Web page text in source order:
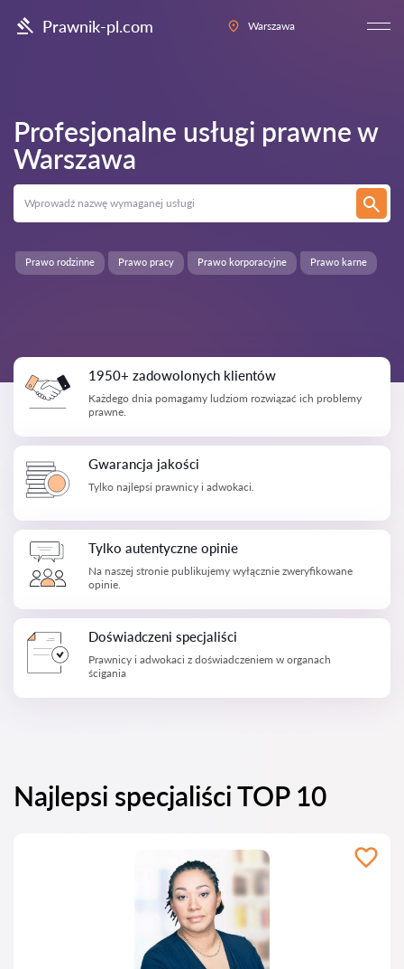
Prawnik-pl.com Warszawa
Profesjonalne usługi prawne w
Warszawa
Prawo karne
Prawo rodzinne Prawo pracy Prawo korporacyjne
1950+ zadowolonych klientów
Każdego dnia pomagamy ludziom rozwiązać ich problemy
prawne.
Gwarancja jakości
Tylko najlepsi prawnicy i adwokaci.
Tylko autentyczne opinie
Na naszej stronie publikujemy wyłącznie zweryfikowane
opinie.
Doświadczeni specjaliści
Prawnicy i adwokaci z doświadczeniem w organach
ścigania
Najlepsi specjaliści TOP 10